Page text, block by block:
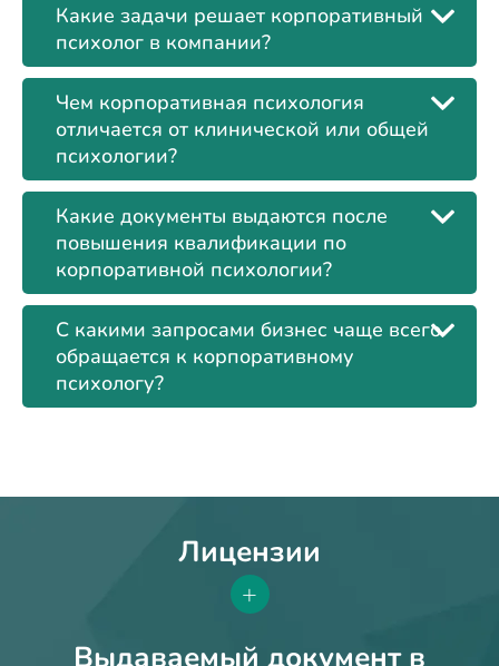
Какие задачи решает корпоративный
психолог в компании?
Чем корпоративная психология
отличается от клинической или общей
психологии?
Какие документы выдаются после
повышения квалификации по
корпоративной психологии?
С какими запросами бизнес чаще всего
обращается к корпоративному
психологу?
Лицензии
+
Выдаваемый документ в